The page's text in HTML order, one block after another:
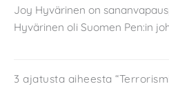
Joy Hyvärinen on
Hyvärinen oli Suomen Pen:in
3 ajatusta aiheesta